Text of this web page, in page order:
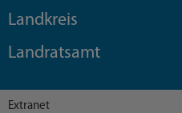
Landkreis
Landratsamt
Extranet